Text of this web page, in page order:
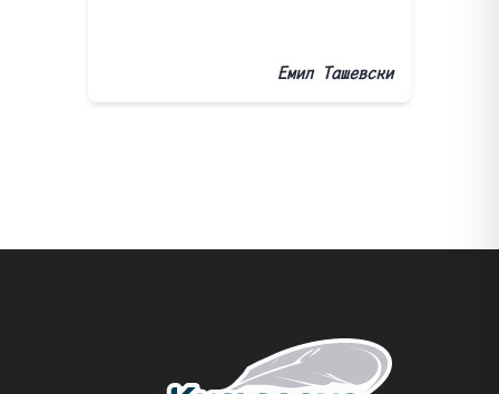
Емил Ташевски